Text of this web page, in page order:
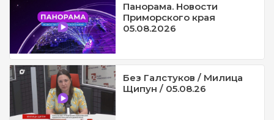
Панорама. Новости
Приморского края
05.08.2026
Без Галстуков / Милица
Щипун / 05.08.26